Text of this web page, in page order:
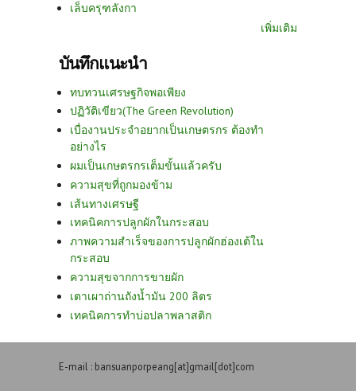
เล็บครุฑลังกา
เพิ่มเติม
บันทึกแนะนำ
ทบทวนเศรษฐกิจพอเพียง
ปฏิวัติเขียว(The Green Revolution)
เบื่องานประจำอยากเป็นเกษตรกร ต้องทำ
อย่างไร
ผมเป็นเกษตรกรเต็มขั้นแล้วครับ
ความสุขที่ถูกมองข้าม
เส้นทางเศรษฐี
เทคนิคการปลูกผักในกระสอบ
ภาพความสำเร็จของการปลูกผักฮ่องเต้ใน
กระสอบ
ความสุขจากการขายผัก
เตาเผาถ่านถังน้ำมัน 200 ลิตร
เทคนิคการทำบ่อปลาพลาสติก
E-mail : bansuanporpeang[at]gmail[dot]com